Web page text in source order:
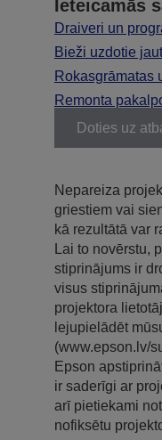
Ieteicamās
Draiveri un
Bieži uzdotie
Rokasgrāmatas
Remonta
Doties uz
Nepareiza
griestiem vai
kā rezultātā var
Lai to novērstu,
stiprinājums ir
visus
projektora
lejupielādēt
(www.epson.lv/
Epson
ir saderīgi ar
arī pietiekami
nofiksētu